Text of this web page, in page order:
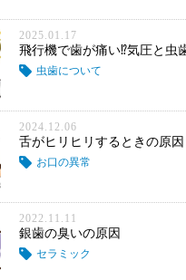
2025.01.17
飛行機で歯が痛い⁉気圧と虫
虫歯について
2024.12.06
舌がヒリヒリするときの原
お口の異常
2022.11.11
銀歯の臭いの原因
セラミック